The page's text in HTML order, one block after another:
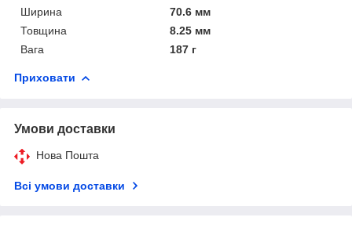
Ширина
70.6 мм
Товщина
8.25 мм
Вага
187 г
Приховати
Умови доставки
Нова Пошта
Всі умови доставки